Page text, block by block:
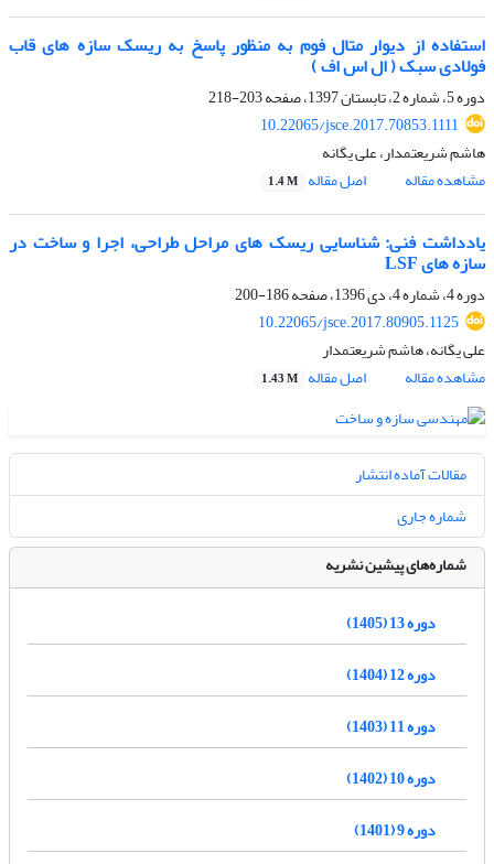
استفاده از دیوار متال فوم به منظور پاسخ به ریسک سازه های قاب
فولادی سبک ( ال اس اف )
دوره 5، شماره 2، تابستان 1397، صفحه
203-218
10.22065/jsce.2017.70853.1111
هاشم شریعتمدار، علی یگانه
مشاهده مقاله
اصل مقاله 1.4 M
یادداشت فنی: شناسایی ریسک های مراحل طراحی، اجرا و ساخت در
سازه های LSF
دوره 4، شماره 4، دی 1396، صفحه
186-200
10.22065/jsce.2017.80905.1125
علی یگانه، هاشم شریعتمدار
مشاهده مقاله
اصل مقاله 1.43 M
مقالات آماده انتشار
شماره جاری
شماره‌های پیشین نشریه
دوره 13 (1405)
دوره 12 (1404)
دوره 11 (1403)
دوره 10 (1402)
دوره 9 (1401)